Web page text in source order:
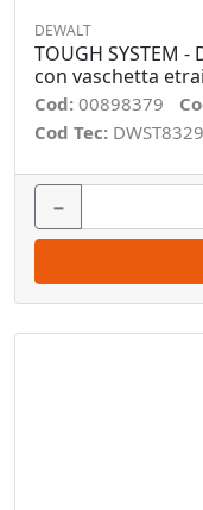
DEWALT
TOUGH SYSTEM
con vaschetta
Cod: 00898379
Cod Tec:
−